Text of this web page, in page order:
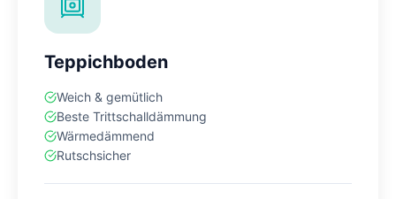
Teppichboden
Weich & gemütlich
Beste Trittschalldämmung
Wärmedämmend
Rutschsicher